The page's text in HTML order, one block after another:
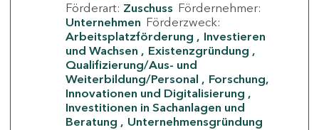
Förderart: Zuschuss Fördernehmer:
Unternehmen Förderzweck:
Arbeitsplatzförderung
Investieren
und Wachsen
Existenzgründung
Qualifizierung/Aus- und
Weiterbildung/Personal
Forschung,
Innovationen und Digitalisierung
Investitionen in Sachanlagen und
Beratung
Unternehmensgründung